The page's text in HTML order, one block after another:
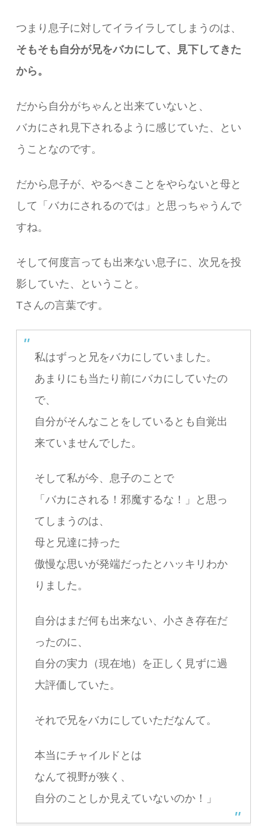
つまり息子に対してイライラしてしまうのは、
そもそも自分が兄をバカにして、見下してきた
から。
だから自分がちゃんと出来ていないと、
バカにされ見下されるように感じていた、とい
うことなのです。
だから息子が、やるべきことをやらないと母と
して「バカにされるのでは」と思っちゃうんで
すね。
そして何度言っても出来ない息子に、次兄を投
影していた、ということ。
Tさんの言葉です。
私はずっと兄をバカにしていました。
あまりにも当たり前にバカにしていたの
で、
自分がそんなことをしているとも自覚出
来ていませんでした。
そして私が今、息子のことで
「バカにされる！邪魔するな！」と思っ
てしまうのは、
母と兄達に持った
傲慢な思いが発端だったとハッキリわか
りました。
自分はまだ何も出来ない、小さき存在だ
ったのに、
自分の実力（現在地）を正しく見ずに過
大評価していた。
それで兄をバカにしていただなんて。
本当にチャイルドとは
なんて視野が狭く、
自分のことしか見えていないのか！」